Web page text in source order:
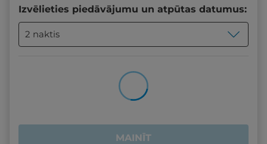
Izvēlieties piedāvājumu un atpūtas datumus:
2 naktis
MAINĪT